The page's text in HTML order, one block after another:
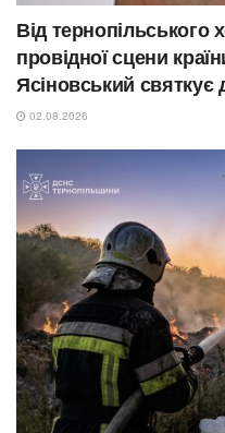
Від тернопільського
провідної сцени
Ясіновський
02.08.2026